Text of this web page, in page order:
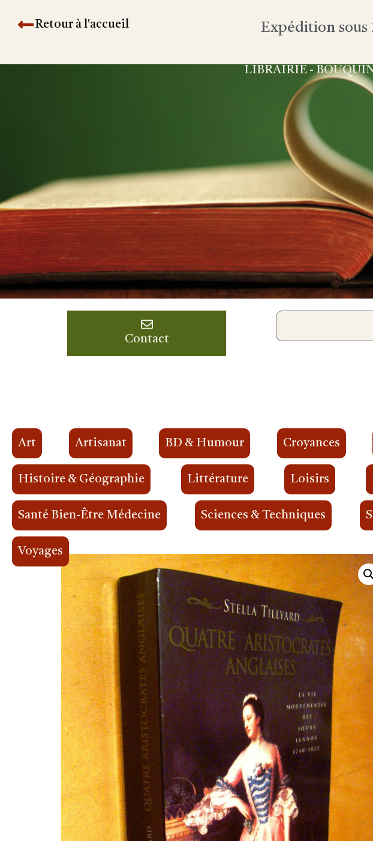
Retour à l'accueil Expédition
LIBRAIRIE -
Contact
Art Artisanat BD & Humour Croyances
Histoire & Géographie Littérature Loisirs
Santé Bien-Être Médecine Sciences & Techniques
Voyages